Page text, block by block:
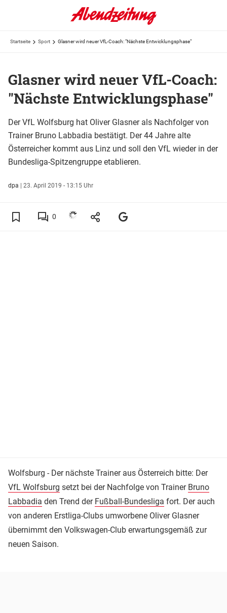
Startseite Sport Glasner wird neuer VfL-Coach: "Nächste Entwicklungsphase"
Glasner wird neuer VfL-Coach:
"Nächste Entwicklungsphase"
Der VfL Wolfsburg hat Oliver Glasner als Nachfolger von
Trainer Bruno Labbadia bestätigt. Der 44 Jahre alte
Österreicher kommt aus Linz und soll den VfL wieder in der
Bundesliga-Spitzengruppe etablieren.
dpa | 23. April 2019 - 13:15 Uhr
0
Wolfsburg - Der nächste Trainer aus Österreich bitte: Der
VfL Wolfsburg setzt bei der Nachfolge von Trainer Bruno
Labbadia den Trend der Fußball-Bundesliga fort. Der auch
von anderen Erstliga-Clubs umworbene Oliver Glasner
übernimmt den Volkswagen-Club erwartungsgemäß zur
neuen Saison.